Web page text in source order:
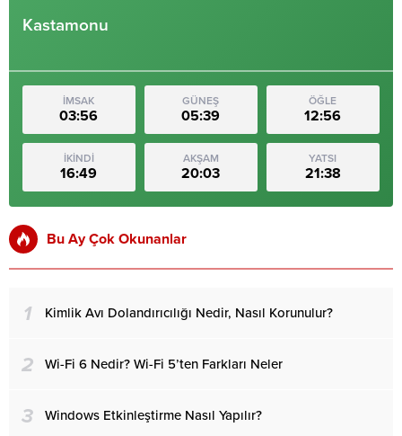
Kastamonu
İMSAK
03:56
GÜNEŞ
05:39
ÖĞLE
12:56
İKİNDİ
16:49
AKŞAM
20:03
YATSI
21:38
Bu Ay Çok Okunanlar
1 Kimlik Avı Dolandırıcılığı Nedir, Nasıl Korunulur?
2 Wi-Fi 6 Nedir? Wi-Fi 5’ten Farkları Neler
3 Windows Etkinleştirme Nasıl Yapılır?